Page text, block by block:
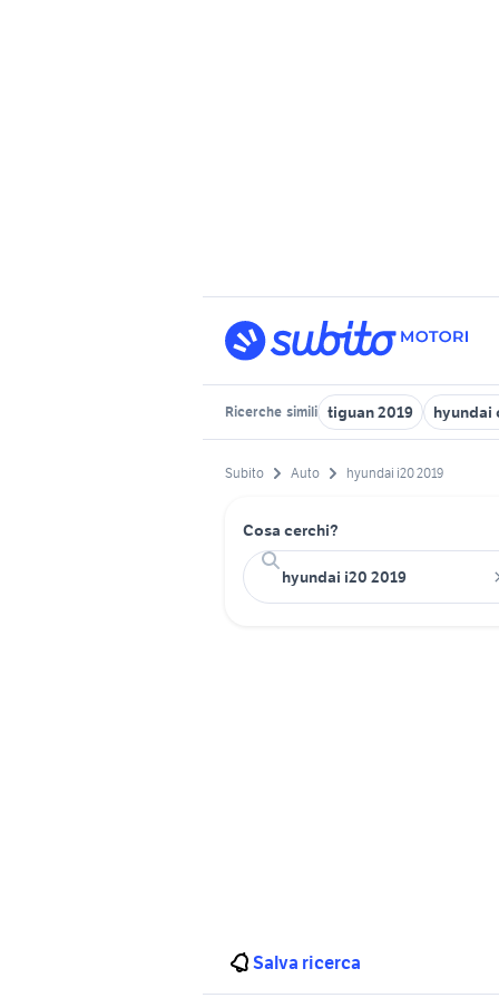
Ricerche simili tiguan 2019 hyundai
Subito Auto hyundai i20 2019
Cosa cerchi?
Salva ricerca